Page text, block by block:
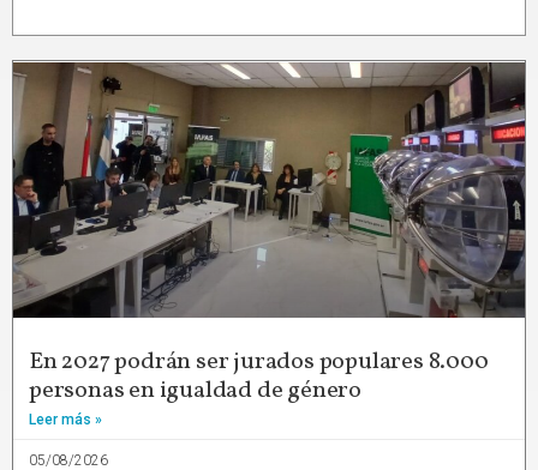
En 2027 podrán ser jurados populares 8.000
personas en igualdad de género
Leer más »
05/08/2026